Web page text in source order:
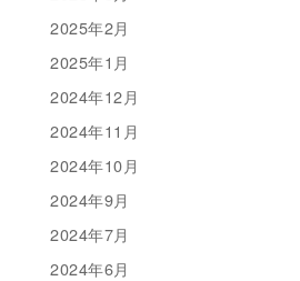
2025年2月
2025年1月
2024年12月
2024年11月
2024年10月
2024年9月
2024年7月
2024年6月